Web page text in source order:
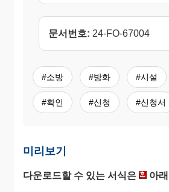
문서번호: 24-FO-67004
#소방 #방화 #시설
#확인 #신청 #신청서
미리보기
다운로드할 수 있는 서식은 아